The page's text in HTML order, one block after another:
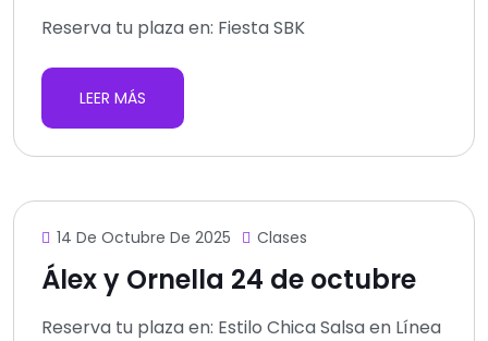
Reserva tu plaza en: Fiesta SBK
LEER MÁS
14 De Octubre De 2025 Clases
Álex y Ornella 24 de octubre
Reserva tu plaza en: Estilo Chica Salsa en Línea